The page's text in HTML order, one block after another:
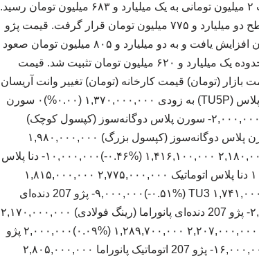
ایران‌خودرو به شرح زیر است: قیمت سورن پلاس XU۷P با افت ۲ میلیون تومانی به یک میلیارد و ۶۸۳ میلیون تومان رسید.
قیمت دنا پلاس اتوماتیک ۵ میلیون تومان عقب نشست و در سطح دو میلیارد و ۷۷۵ میلیون تومان قرار گرفت. قیمت پژو
۲۰۷ اتوماتیک پانوراما برخلاف جریان غالب بازار، ۵ میلیون تومان افزایش یافت و به دو میلیارد و ۸۰۵ میلیون تومان صعود
کرد. قیمت تارا اتوماتیک V۴ با کاهش ۲ میلیون تومانی در محدوده یک میلیارد و ۶۲۰ میلیون تومان تثبیت شد. قیمت
۲۱ خرداد ۱۴۰۵ نام خودرو قیمت بازار (تومان) قیمت کارخانه (تومان) تغییر وانت آریسان
۱,۵۸۵,۰۰۰,۰۰۰ ۱,۳۰۰,۰۰۰,۰۰۰ (‎-۰.۳۱%‏)‎-۵,۰۰۰,۰۰۰‏ سورن پلاس (TU5P) به زودی ۱,۳۷۰,۰۰۰,۰۰۰ (۰.۰۰%)۰ سورن
پلاس (XU7P) ۱,۶۸۳,۰۰۰,۰۰۰ ۱,۲۰۲,۵۰۰,۰۰۰ (‎-۰.۱۲%‏)‎-۲,۰۰۰,۰۰۰‏ سورن پلاس دوگانه‌سوز (کپسول کوچک)
۱,۹۶۰,۰۰۰,۰۰۰ ۱,۲۶۲,۰۰۰,۰۰۰ (‎۰.۳۶%‏)‎۷,۰۰۰,۰۰۰‏ سورن پلاس دوگانه‌سوز (کپسول بزرگ) ۱,۹۸۰,۰۰۰,۰۰۰
۱,۳۱۱,۰۰۰,۰۰۰ (۰.۰۰%)۰ دنا پلاس MT6 (رینگ فولادی) ۲,۱۸۰,۰۰۰,۰۰۰ ۱,۴۱۶,۱۰۰,۰۰۰ (‎-۰.۴۶%‏)‎-۱۰,۰۰۰,۰۰۰‏ دنا پلاس
MT6 ۲,۲۳۰,۰۰۰,۰۰۰ ۱,۴۵۳,۲۰۰,۰۰۰ (‎۰.۴۵%‏)‎۱۰,۰۰۰,۰۰۰‏ دنا پلاس اتوماتیک ۲,۷۷۵,۰۰۰,۰۰۰ ۱,۸۱۵,۰۰۰,۰۰۰
(‎-۰.۱۸%‏)‎-۵,۰۰۰,۰۰۰‏ پژو 207 موتور TU3 ۱,۷۴۱,۰۰۰,۰۰۰ ۱,۱۲۳,۳۰۰,۰۰۰ (‎-۰.۵۱%‏)‎-۹,۰۰۰,۰۰۰‏ پژو 207 دنده‌ای
(هیدرولیک) ۱,۹۵۳,۰۰۰,۰۰۰ ۱,۲۰۹,۲۰۰,۰۰۰ (‎-۰.۱۰%‏)‎-۲,۰۰۰,۰۰۰‏ پژو 207 دنده‌ای پانوراما (رینگ فولادی) ۲,۱۷۰,۰۰۰,۰۰۰
۱,۲۵۳,۰۰۰,۰۰۰ (‎۰.۴۶%‏)‎۱۰,۰۰۰,۰۰۰‏ پژو 207 دنده‌ای پانوراما ۲,۲۰۷,۰۰۰,۰۰۰ ۱,۲۸۹,۷۰۰,۰۰۰ (‎۰.۰۹%‏)‎۲,۰۰۰,۰۰۰‏ پژو
207 اتوماتیک ۲,۵۶۹,۰۰۰,۰۰۰ ۱,۴۷۰,۴۰۰,۰۰۰ (‎-۰.۶۲%‏)‎-۱۶,۰۰۰,۰۰۰‏ پژو 207 اتوماتیک پانوراما ۲,۸۰۵,۰۰۰,۰۰۰